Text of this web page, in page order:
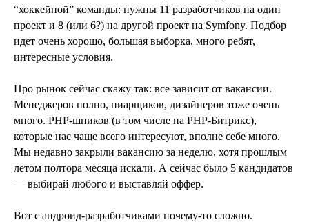
“хоккейной” команды: нужны 11 разработчиков на один
проект и 8 (или 6?) на другой проект на Symfony. Подбор
идет очень хорошо, большая выборка, много ребят,
интересные условия.
Про рынок сейчас скажу так: все зависит от вакансии.
Менеджеров полно, пиарщиков, дизайнеров тоже очень
много. PHP-шников (в том числе на PHP-Битрикс),
которые нас чаще всего интересуют, вполне себе много.
Мы недавно закрыли вакансию за неделю, хотя прошлым
летом полтора месяца искали. А сейчас было 5 кандидатов
— выбирай любого и выставляй оффер.
Вот с андроид-разработчиками почему-то сложно.